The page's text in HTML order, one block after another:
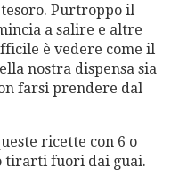
Purtroppo il
a salire e altre
è vedere come il
nostra dispensa sia
farsi prendere dal
ricette con 6 o
tirarti fuori dai guai.